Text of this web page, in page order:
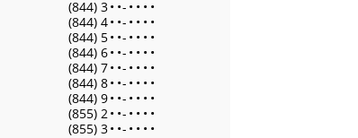
(844) 3• •- • • • •
(844) 4• •- • • • •
(844) 5• •- • • • •
(844) 6• •- • • • •
(844) 7• •- • • • •
(844) 8• •- • • • •
(844) 9• •- • • • •
(855) 2• •- • • • •
(855) 3• •- • • • •